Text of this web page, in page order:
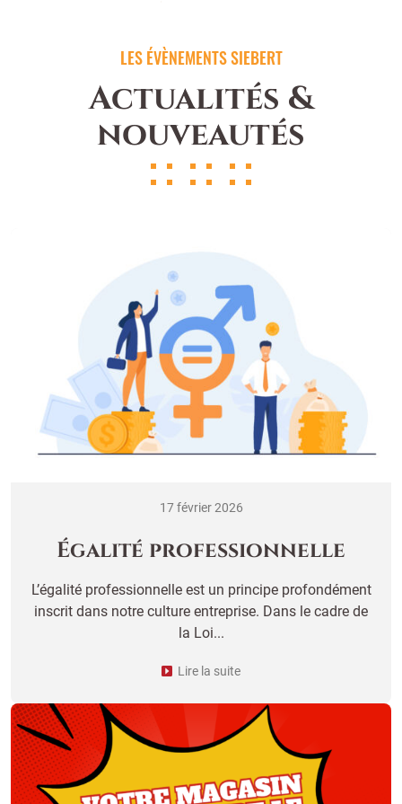
LES ÉVÈNEMENTS SIEBERT
Actualités &
nouveautés
17 février 2026
Égalité professionnelle
L’égalité professionnelle est un principe profondément
inscrit dans notre culture entreprise. Dans le cadre de
la Loi...
Lire la suite